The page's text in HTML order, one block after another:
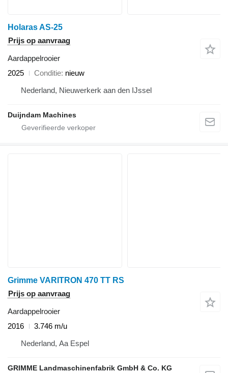
Holaras AS-25
Prijs op aanvraag
Aardappelrooier
2025
Conditie nieuw
Nederland, Nieuwerkerk aan den IJssel
Duijndam Machines
Grimme VARITRON 470 TT RS
Prijs op aanvraag
Aardappelrooier
2016
3.746 m/u
Nederland, Aa Espel
GRIMME Landmaschinenfabrik GmbH & Co. KG